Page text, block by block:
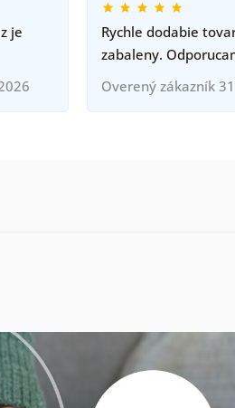
je
Rychle dodabie
zabaleny.
Overený zákazník